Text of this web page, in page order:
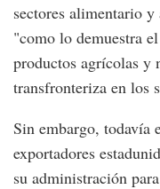
sectores alimentario
"como lo demuestra
productos agrícolas y
transfronteriza en los
Sin embargo, todavía
exportadores
su administración